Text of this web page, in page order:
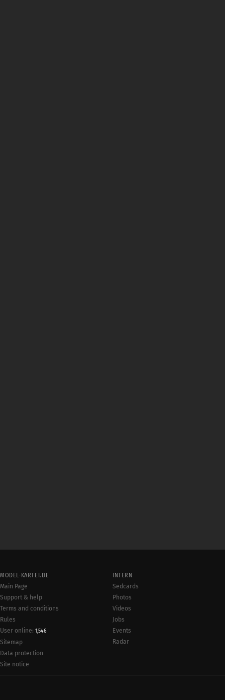
MODEL-KARTEI.DE
Main Page
Support & help
Terms and conditions
Rules
User online: 1,546
Sitemap
Data protection
Site notice
INTERN
Sedcards
Photos
Videos
Jobs
Events
Radar